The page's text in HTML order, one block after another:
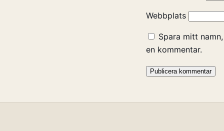
Webbplats
Spara mitt
en kommentar.